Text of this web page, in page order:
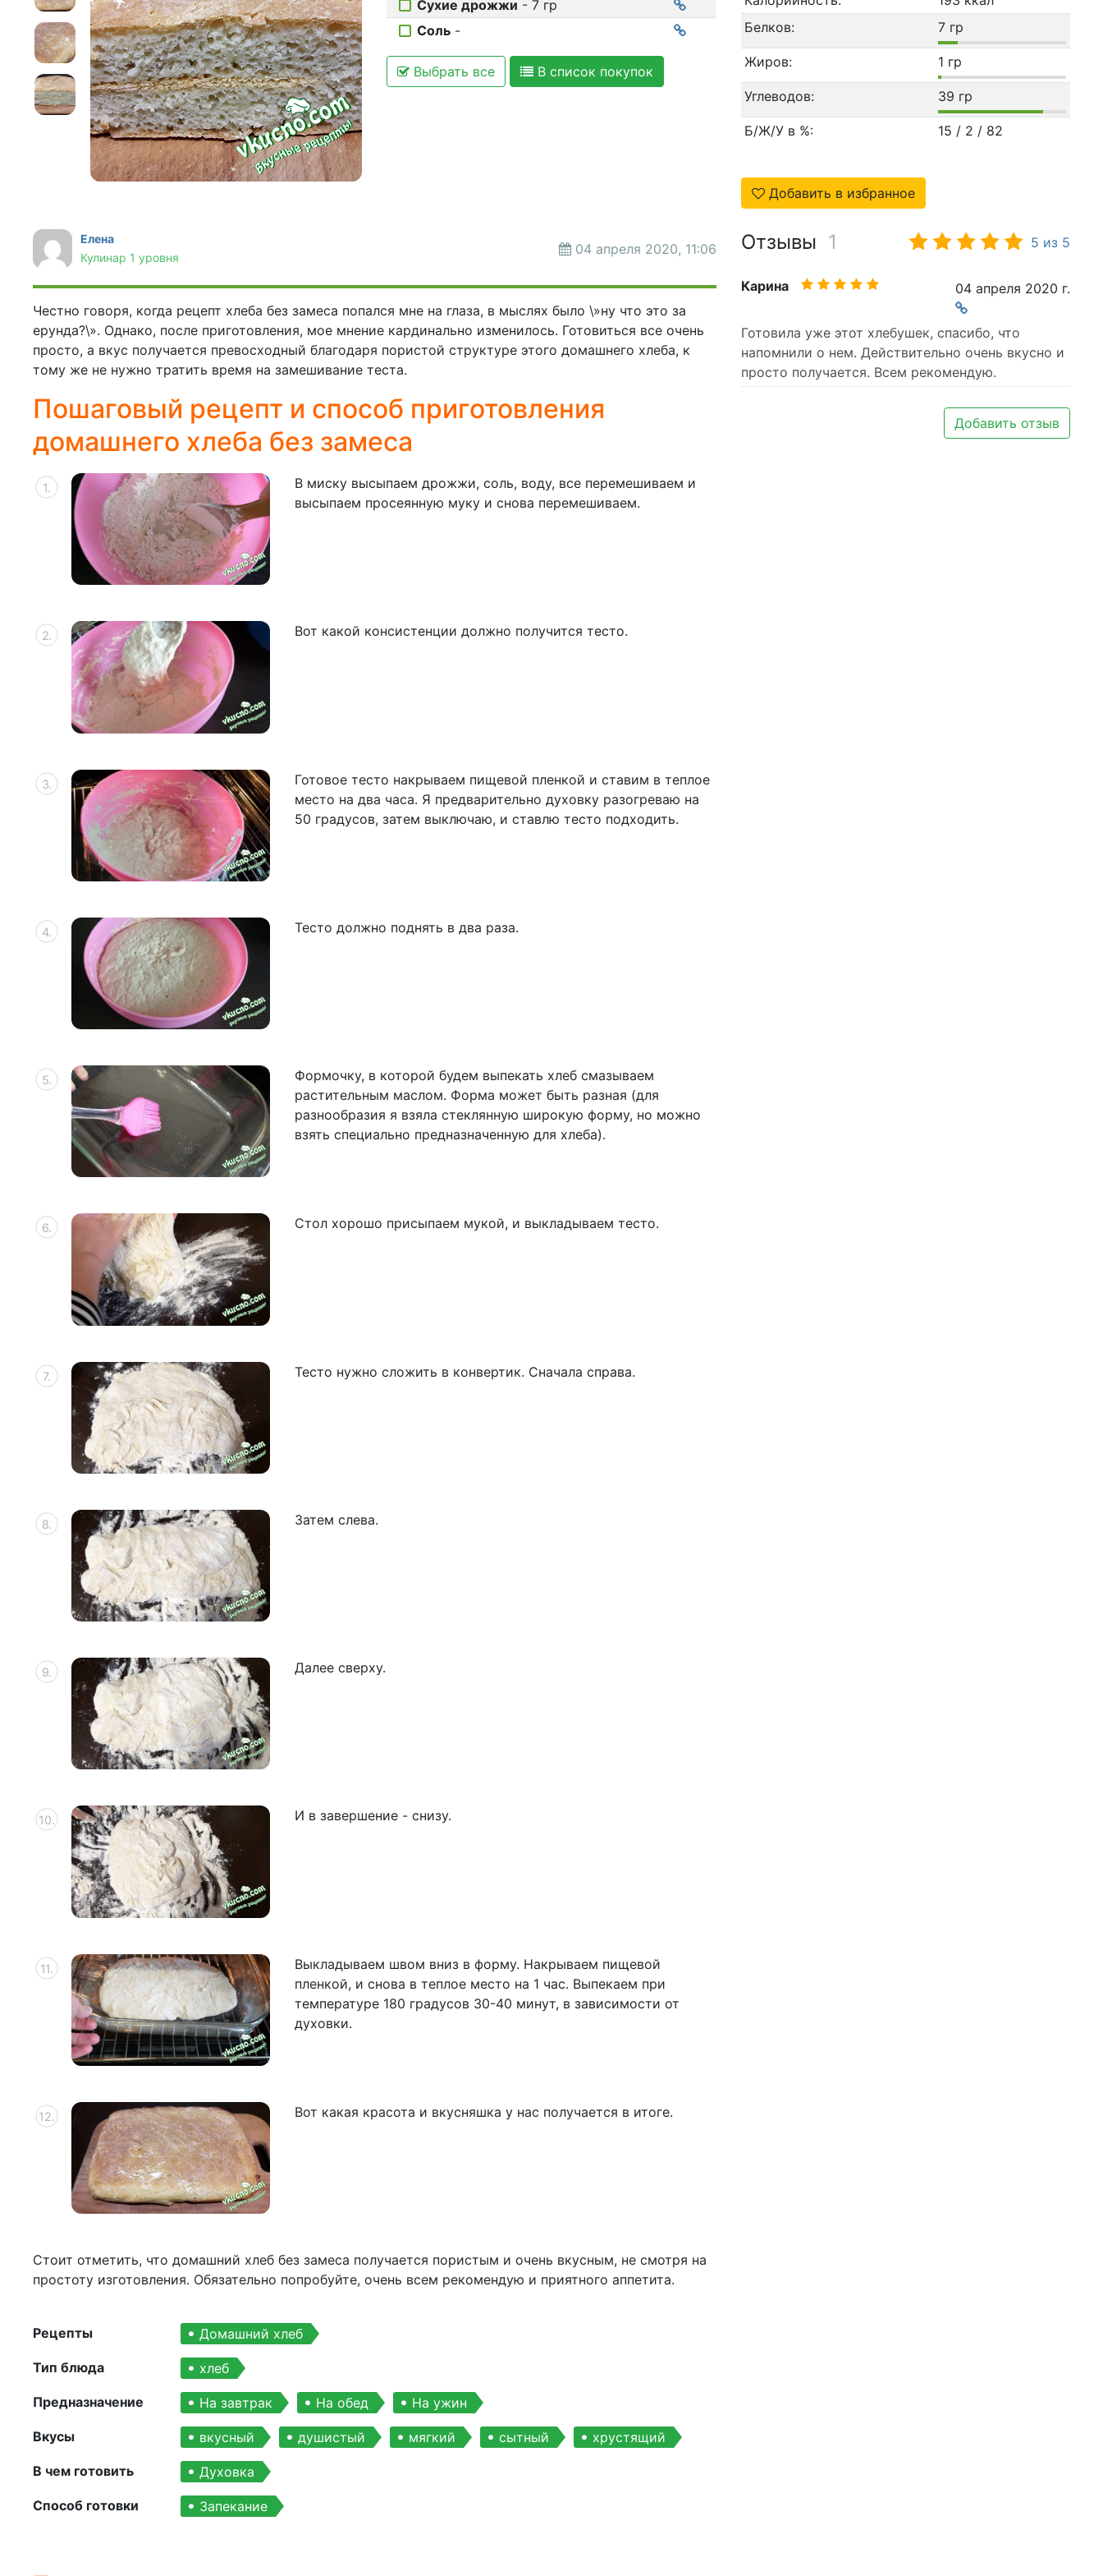
Соусы
На ужин
Мультиварка
Мясорубка
Холодильник
Сухие дрожжи - 7 гр
Соль -
Выбрать все В список покупок
Белков:
7 гр
Жиров: 1 гр
Углеводов: 39 гр
Б/Ж/У в %: 15 / 2 / 82
Добавить в избранное
Елена
Кулинар 1 уровня
04 апреля 2020, 11:06
Честно говоря, когда рецепт хлеба без замеса попался мне на глаза, в мыслях было \»ну что это за
ерунда?\». Однако, после приготовления, мое мнение кардинально изменилось. Готовиться все очень
просто, а вкус получается превосходный благодаря пористой структуре этого домашнего хлеба, к
тому же не нужно тратить время на замешивание теста.
Пошаговый рецепт и способ приготовления
домашнего хлеба без замеса
В миску высыпаем дрожжи, соль, воду, все перемешиваем и
высыпаем просеянную муку и снова перемешиваем.
Вот какой консистенции должно получится тесто.
Готовое тесто накрываем пищевой пленкой и ставим в теплое
место на два часа. Я предварительно духовку разогреваю на
50 градусов, затем выключаю, и ставлю тесто подходить.
Тесто должно поднять в два раза.
Формочку, в которой будем выпекать хлеб смазываем
растительным маслом. Форма может быть разная (для
разнообразия я взяла стеклянную широкую форму, но можно
взять специально предназначенную для хлеба).
Стол хорошо присыпаем мукой, и выкладываем тесто.
Тесто нужно сложить в конвертик. Сначала справа.
Затем слева.
Далее сверху.
И в завершение - снизу.
Выкладываем швом вниз в форму. Накрываем пищевой
пленкой, и снова в теплое место на 1 час. Выпекаем при
температуре 180 градусов 30-40 минут, в зависимости от
духовки.
Вот какая красота и вкусняшка у нас получается в итоге.
Стоит отметить, что домашний хлеб без замеса получается пористым и очень вкусным, не смотря на
простоту изготовления. Обязательно попробуйте, очень всем рекомендую и приятного аппетита.
Рецепты Домашний хлеб
Тип блюда хлеб
Предназначение На завтрак На обед На ужин
Вкусы вкусный душистый мягкий сытный хрустящий
В чем готовить Духовка
Способ готовки Запекание
Отзывы 1 5 из 5
04 апреля 2020 г.
Карина
Готовила уже этот хлебушек, спасибо, что
напомнили о нем. Действительно очень вкусно и
просто получается. Всем рекомендую.
Добавить отзыв